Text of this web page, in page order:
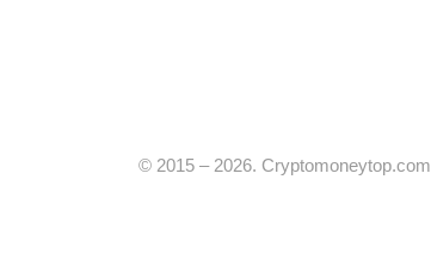
© 2015 – 2026. Cryptomoneytop.com